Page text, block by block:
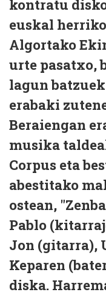
kontratu
euskal
Algortako
urte pasatxo,
lagun
erabaki
Beraiengan
musika
Corpus eta
abestitako
ostean,
Pablo
Jon (gitarra),
Keparen
diska.